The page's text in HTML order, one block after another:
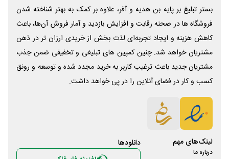
بستر تبلیغ بر پایه بن هدیه و آفر، علاوه بر کمک به بهتر شناخته شدن
فروشگاه ها در صحنه رقابت و افزایش بازدید و آمار فروش آن‌ها، باعث
کاهش هزینه و ایجاد تجربه‌ای لذت بخش از خریدی ارزان تر در ذهن
مشتریان خواهد شد. چنین کمپین های تبلیغی و تخفیفی ضمن جذب
مشتریان جدید باعث ترغیب کاربر به خرید مجدد شده و توسعه و رونق
کسب و کار در فضای آنلاین را در پی خواهد داشت.
لینک‌های مهم
درباره ما
دانلود‌ها